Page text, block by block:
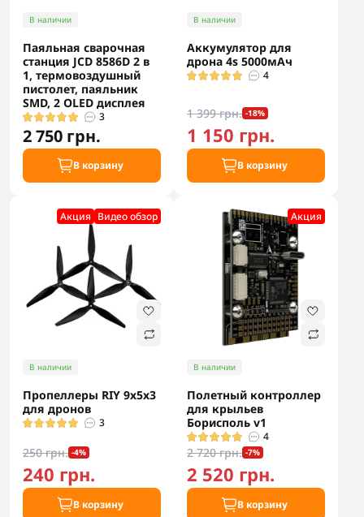
В наличии
Паяльная сварочная
станция JCD 8586D 2 в
1, термовоздушный
пистолет, паяльник
SMD, 2 OLED дисплея
3
2 750 грн.
В корзину
В наличии
Аккумулятор для
дрона 4s 5000мАч
4
1 399 грн. -18%
1 150 грн.
В корзину
Акция Видео обзор
В наличии
Пропеллеры RIY 9x5x3
для дронов
3
250 грн. -4%
240 грн.
В корзину
Акция
В наличии
Полетный контроллер
для крыльев
Борисполь v1
4
2 720 грн. -7%
2 520 грн.
В корзину